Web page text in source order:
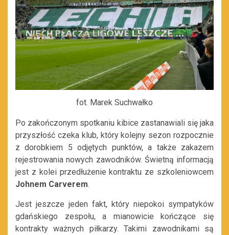
fot. Marek Suchwałko
Po zakończonym spotkaniu kibice zastanawiali się jaka
przyszłość czeka klub, który kolejny sezon rozpocznie
z dorobkiem 5 odjętych punktów, a także zakazem
rejestrowania nowych zawodników. Świetną informacją
jest z kolei przedłużenie kontraktu ze szkoleniowcem
Johnem Carverem.
Jest jeszcze jeden fakt, który niepokoi sympatyków
gdańskiego zespołu, a mianowicie kończące się
kontrakty ważnych piłkarzy. Takimi zawodnikami są